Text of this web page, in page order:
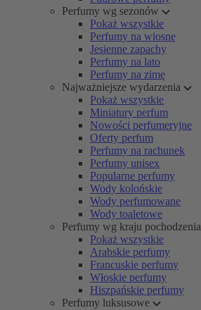
Perfumy wg sezonów
Pokaż wszystkie
Perfumy na wiosnę
Jesienne zapachy
Perfumy na lato
Perfumy na zimę
Najważniejsze wydarzenia
Pokaż wszystkie
Miniatury perfum
Nowości perfumeryjne
Oferty perfum
Perfumy na rachunek
Perfumy unisex
Popularne perfumy
Wody kolońskie
Wody perfumowane
Wody toaletowe
Perfumy wg kraju pochodzenia
Pokaż wszystkie
Arabskie perfumy
Francuskie perfumy
Włoskie perfumy
Hiszpańskie perfumy
Perfumy luksusowe